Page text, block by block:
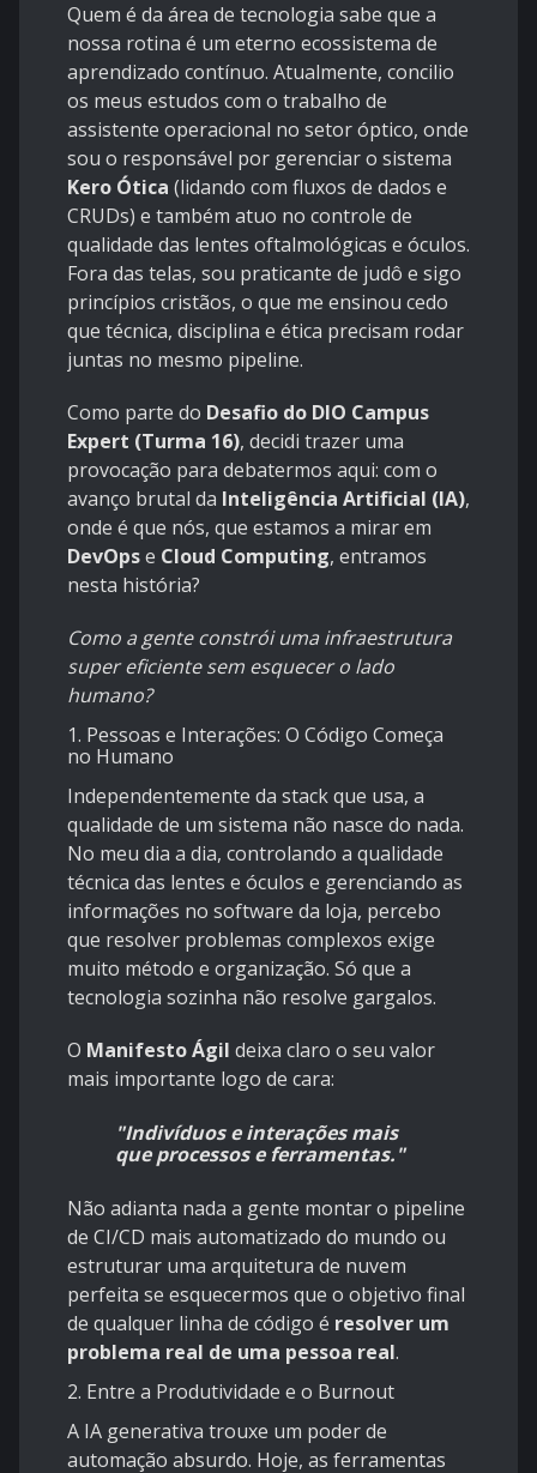
Quem é da área de tecnologia sabe que a
nossa rotina é um eterno ecossistema de
aprendizado contínuo. Atualmente, concilio
os meus estudos com o trabalho de
assistente operacional no setor óptico, onde
sou o responsável por gerenciar o sistema
Kero Ótica (lidando com fluxos de dados e
CRUDs) e também atuo no controle de
qualidade das lentes oftalmológicas e óculos.
Fora das telas, sou praticante de judô e sigo
princípios cristãos, o que me ensinou cedo
que técnica, disciplina e ética precisam rodar
juntas no mesmo pipeline.
Como parte do Desafio do DIO Campus
Expert (Turma 16), decidi trazer uma
provocação para debatermos aqui: com o
avanço brutal da Inteligência Artificial (IA),
onde é que nós, que estamos a mirar em
DevOpse Cloud Computing, entramos
nesta história?
Como a gente constrói uma infraestrutura
super eficiente sem esquecer o lado
humano?
1. Pessoas e Interações: O Código Começa
no Humano
Independentemente da stack que usa, a
qualidade de um sistema não nasce do nada.
No meu dia a dia, controlando a qualidade
técnica das lentes e óculos e gerenciando as
informações no software da loja, percebo
que resolver problemas complexos exige
muito método e organização. Só que a
tecnologia sozinha não resolve gargalos.
O Manifesto Ágil deixa claro o seu valor
mais importante logo de cara:
"Indivíduos e interações mais
que processos e ferramentas."
Não adianta nada a gente montar o pipeline
de CI/CD mais automatizado do mundo ou
estruturar uma arquitetura de nuvem
perfeita se esquecermos que o objetivo final
de qualquer linha de código é resolver um
problema real de uma pessoa real.
2. Entre a Produtividade e o Burnout
A IA generativa trouxe um poder de
automação absurdo. Hoje, as ferramentas